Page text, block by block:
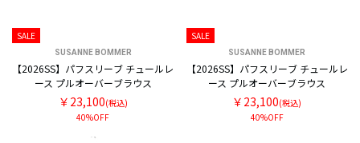
SALE
SUSANNE BOMMER
【2026SS】パフスリーブ チュールレ
ース プルオーバーブラウス
￥23,100(税込)
40%OFF
SALE
SUSANNE BOMMER
【2026SS】パフスリーブ チュールレ
ース プルオーバーブラウス
￥23,100(税込)
40%OFF